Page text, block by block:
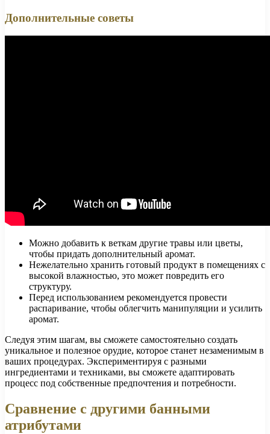
Дополнительные советы
Можно добавить к веткам другие травы или цветы,
чтобы придать дополнительный аромат.
Нежелательно хранить готовый продукт в помещениях с
высокой влажностью, это может повредить его
структуру.
Перед использованием рекомендуется провести
распаривание, чтобы облегчить манипуляции и усилить
аромат.
Следуя этим шагам, вы сможете самостоятельно создать
уникальное и полезное орудие, которое станет незаменимым в
ваших процедурах. Экспериментируя с разными
ингредиентами и техниками, вы сможете адаптировать
процесс под собственные предпочтения и потребности.
Сравнение с другими банными
атрибутами